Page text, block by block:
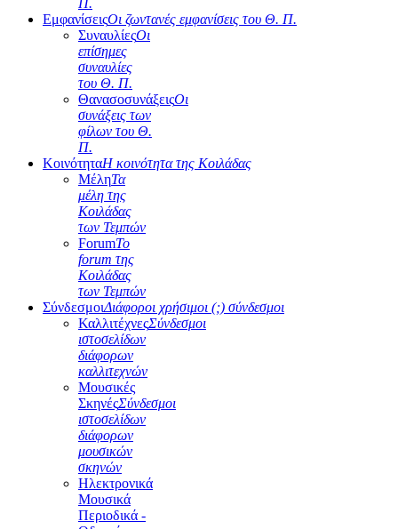
Π.
ΕμφανίσειςΟι ζωντανές εμφανίσεις του Θ. Π.
ΣυναυλίεςΟι
επίσημες
συναυλίες
του Θ. Π.
ΘανασοσυνάξειςΟι
συνάξεις των
φίλων του Θ.
Π.
ΚοινότηταΗ κοινότητα της Κοιλάδας
ΜέληΤα
μέλη της
Κοιλάδας
των Τεμπών
ForumΤο
forum της
Κοιλάδας
των Τεμπών
ΣύνδεσμοιΔιάφοροι χρήσιμοι (;) σύνδεσμοι
ΚαλλιτέχνεςΣύνδεσμοι
ιστοσελίδων
διάφορων
καλλιτεχνών
Μουσικές
ΣκηνέςΣύνδεσμοι
ιστοσελίδων
διάφορων
μουσικών
σκηνών
Ηλεκτρονικά
Μουσικά
Περιοδικά -